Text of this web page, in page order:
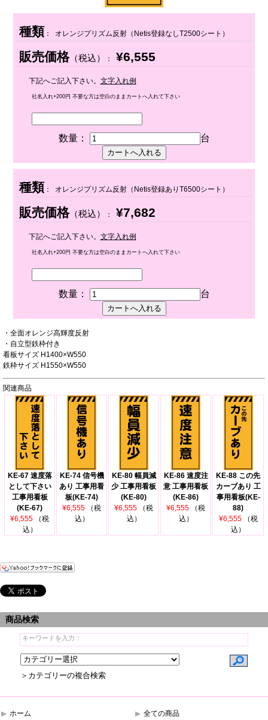
種類 ： オレンジプリズム反射（Netis登録なしT2500シート）
販売価格（税込） ： ¥6,555
下記へご記入下さい。 文字入れ例
社名入れ+200円 不要な方は空白のままカートへ入れて下さい
数量： 台
種類 ： オレンジプリズム反射（Netis登録ありT6500シート）
販売価格（税込） ： ¥7,682
下記へご記入下さい。 文字入れ例
社名入れ+200円 不要な方は空白のままカートへ入れて下さい
数量： 台
・全面オレンジ高輝度反射
・自立型鉄枠付き
看板サイズ H1400×W550
鉄枠サイズ H1550×W550
関連商品
KE-67 速度落
として下さい
工事用看板
(KE-67)
¥6,555
（税
込）
KE-74 信号機
あり 工事用看
板(KE-74)
¥6,555
（税
込）
KE-80 幅員減
少 工事用看板
(KE-80)
¥6,555
（税
込）
KE-86 速度注
意 工事用看板
(KE-86)
¥6,555
（税
込）
KE-88 この先
カーブあり 工
事用看板(KE-
88)
¥6,555
（税
込）
商品検索
＞カテゴリーの複合検索
ホーム 全ての商品